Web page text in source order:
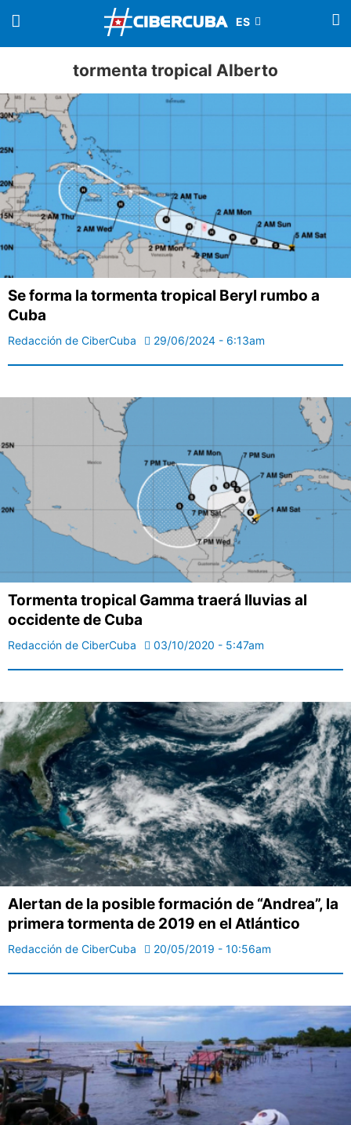
tormenta tropical Alberto
Se forma la tormenta tropical Beryl rumbo a
Cuba
Redacción de CiberCuba 29/06/2024 - 6:13am
Tormenta tropical Gamma traerá lluvias al
occidente de Cuba
Redacción de CiberCuba 03/10/2020 - 5:47am
Alertan de la posible formación de “Andrea”, la
primera tormenta de 2019 en el Atlántico
Redacción de CiberCuba 20/05/2019 - 10:56am